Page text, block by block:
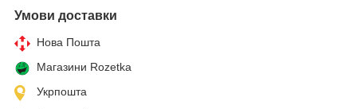
Умови доставки
Нова Пошта
Магазини Rozetka
Укрпошта